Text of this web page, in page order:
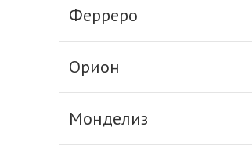
Ферреро
Орион
Монделиз